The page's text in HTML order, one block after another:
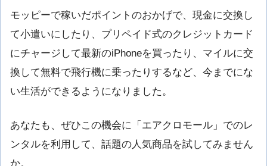
モッピーで稼いだポイントのおかげで、現金に交換し
て小遣いにしたり、プリペイド式のクレジットカード
にチャージして最新のiPhoneを買ったり、マイルに交
換して無料で飛行機に乗ったりするなど、今までにな
い生活ができるようになりました。
あなたも、ぜひこの機会に「エアクロモール」でのレ
ンタルを利用して、話題の人気商品を試してみません
か。